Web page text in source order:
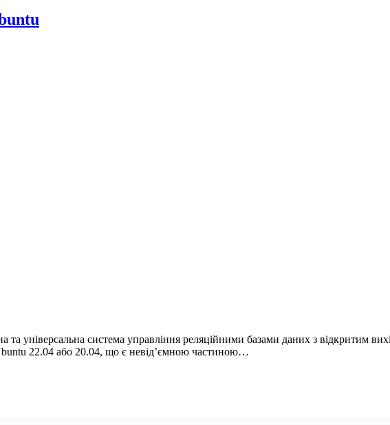
універсальна система управління реляційними базами даних з відкритим
22.04 або 20.04, що є невід’ємною частиною…